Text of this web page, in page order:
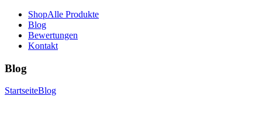
ShopAlle Produkte
Blog
Bewertungen
Kontakt
Blog
StartseiteBlog